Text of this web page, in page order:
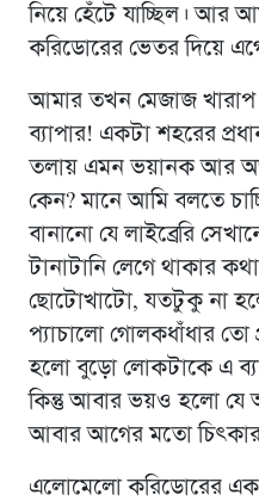
নিয়ে হেঁটে যাচ্ছিল। আর
করিডোরের ভেতর দিয়ে
আমার তখন মেজাজ খারাপ
ব্যাপার! একটা শহরের
তলায় এমন ভয়ানক আর
কেন? মানে আমি বলতে
বানানো যে লাইব্রেরি
টানাটানি লেগে থাকার
ছোটোখাটো, যতটুকু না
প্যাচালো গোলকধাঁধার তো
হলো বুড়ো লোকটাকে এ
কিন্তু আবার ভয়ও হলো যে
আবার আগের মতো
এলোমেলো করিডোরের এক